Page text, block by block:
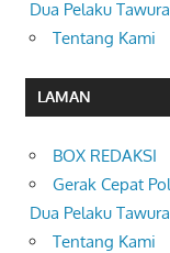
Dua Pelaku
Tentang Kami
LAMAN
BOX REDAKSI
Gerak Cepat
Dua Pelaku
Tentang Kami